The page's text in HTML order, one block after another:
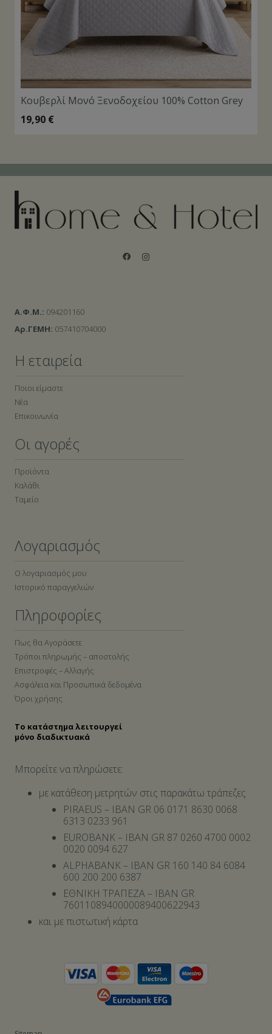
Κουβερλί Μονό Ξενοδοχείου 100% Cοtton Grey
19,90 €
Α.Φ.Μ.: 094201160
Αρ.ΓΕΜΗ: 057410704000
Η εταιρεία
Ποιοι είμαστε
Νέα
Επικοινωνία
Οι αγορές
Προϊόντα
Καλάθι
Ταμείο
Λογαριασμός
Ο λογαριασμός μου
Ιστορικό παραγγελιών
Πληροφορίες
Πως θα Αγοράσετε
Τρόποι πληρωμής – αποστολής
Επιστροφές – Αλλαγής
Ασφάλεια και Προσωπικά δεδομένα
Όροι χρήσης
Το κατάστημα λειτουργεί
μόνο διαδικτυακά
Μπορείτε να πληρώσετε:
με κατάθεση μετρητών στις παρακάτω τράπεζες
PIRAEUS – IBAN GR 06 0171 8630 0068
6313 0233 961
EUROBANK – IBAN GR 87 0260 4700 0002
0020 0094 627
ALPHABANK – IBAN GR 160 140 84 6084
600 200 200 6387
ΕΘΝΙΚΗ ΤΡΑΠΕΖΑ – IBAN GR
7601108940000089400622943
και με πιστωτική κάρτα